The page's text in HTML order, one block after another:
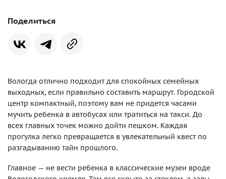
Поделиться
Вологда отлично подходит для спокойных семейных
выходных, если правильно составить маршрут. Городской
центр компактный, поэтому вам не придется часами
мучить ребенка в автобусах или тратиться на такси. До
всех главных точек можно дойти пешком. Каждая
прогулка легко превращается в увлекательный квест по
разгадыванию тайн прошлого.
Главное — не вести ребенка в классические музеи вроде